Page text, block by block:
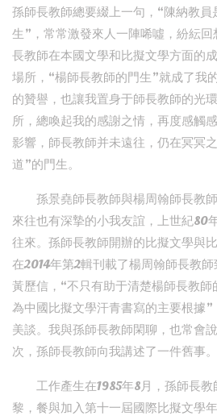
孫師長教師總要綴上一句，“陳納教員
生”，常常激發來人一陣唏噓，紛紜
長教師在本國文學和比擬文學方面的
場所，“楊師長教師的門生”就成了我
的贊譽，也讓我置身于師長教師的光
所，總喚起我的感謝之情，再度感觸
影響，師長教師并未遠往，仍在冥冥
道”的門生。
孫景堯師長教師與楊周翰師長教
來往也有深摯的小我友誼，上世紀80
往來。孫師長教師開辦的比擬文學與
在2014年第2輯刊載了楊周翰師長教
黃歷信，“不只有助于清楚楊師長教
為中國比擬文學汗青書寫的主要根據
美談。我與孫師長教師閑聊，也常會
次，孫師長教師向我講述了一件舊事。
工作產生在1985年8月，孫師長
黎，餐與加入第十一屆國際比擬文學